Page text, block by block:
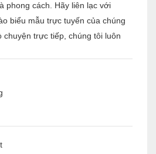
phong cách. Hãy liên lạc với
biểu mẫu trực tuyến của chúng
chuyện trực tiếp, chúng tôi luôn